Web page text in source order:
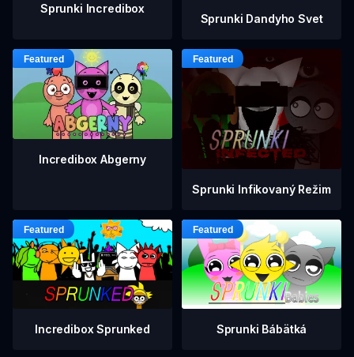
Sprunki Incredibox
Sprunki Dandyho Svet
Incredibox Abgerny
Sprunki Infikovaný Režim
Incredibox Sprunked Sprunki Bábätká